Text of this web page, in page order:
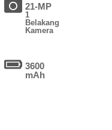
21-MP
1
Belakang
Kamera
3600
mAh